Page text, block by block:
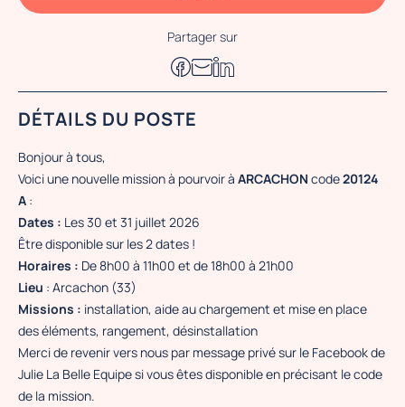
Partager sur
DÉTAILS DU POSTE
Bonjour à tous,
Voici une nouvelle mission à pourvoir à ARCACHON code20124
A :
Dates : Les 30 et 31 juillet 2026
Être disponible sur les 2 dates !
Horaires : De 8h00 à 11h00 et de 18h00 à 21h00
Lieu : Arcachon (33)
Missions : installation, aide au chargement et mise en place
des éléments, rangement, désinstallation
Merci de revenir vers nous par message privé sur le Facebook de
Julie La Belle Equipe si vous êtes disponible en précisant le code
de la mission.